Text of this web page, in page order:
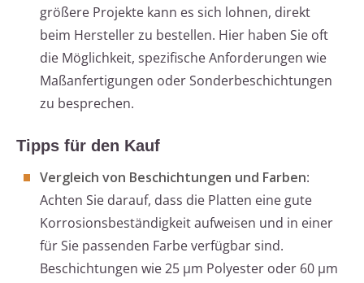
größere Projekte kann es sich lohnen, direkt
beim Hersteller zu bestellen. Hier haben Sie oft
die Möglichkeit, spezifische Anforderungen wie
Maßanfertigungen oder Sonderbeschichtungen
zu besprechen.
Tipps für den Kauf
Vergleich von Beschichtungen und Farben:
Achten Sie darauf, dass die Platten eine gute
Korrosionsbeständigkeit aufweisen und in einer
für Sie passenden Farbe verfügbar sind.
Beschichtungen wie 25 µm Polyester oder 60 µm